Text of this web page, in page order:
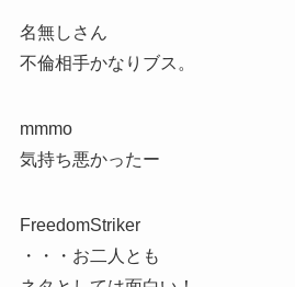
名無しさん
不倫相手かなりブス。
mmmo
気持ち悪かったー
FreedomStriker
・・・お二人とも